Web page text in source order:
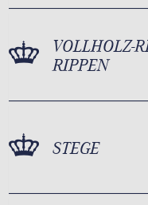
VOLLHOLZ-
RIPPEN
STEGE